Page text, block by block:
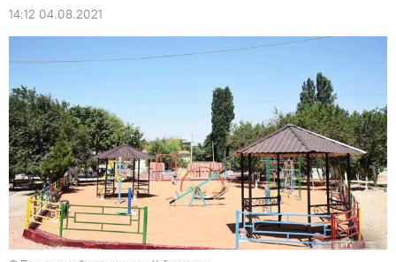
14:12 04.08.2021